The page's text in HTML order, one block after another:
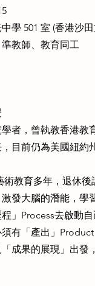
學 501 室 (香港沙
教師、教育同工
者，曾執教香港教
目前仍為美國紐約
術教育多年，退休
發大腦的潛能，學
」Process去啟動
有「產出」
「成果的展現」出